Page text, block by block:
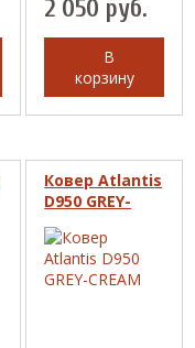
2 050 руб.
В
корзину
Ковер Atlantis
D950 GREY-